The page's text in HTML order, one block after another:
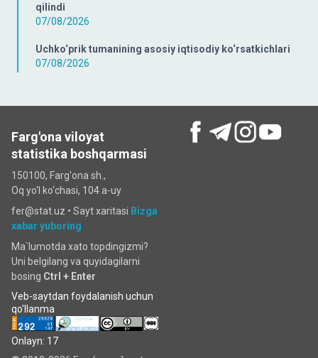
qilindi
07/08/2026
Uchko‘prik tumanining asosiy iqtisodiy ko‘rsatkichlari
07/08/2026
Farg'ona viloyat
statistika boshqarmasi
150100, Farg'ona sh.,
Oq yo'l ko‘chаsi, 104 a-uy
fer@stat.uz • Sayt xaritasi Bizga
xabar yuboring
Ma`lumotda xato topdingizmi?
Uni belgilang va quyidagilarni
bosing Ctrl + Enter
Veb-saytdan foydalanish uchun
qo'llanma
Onlayn: 17